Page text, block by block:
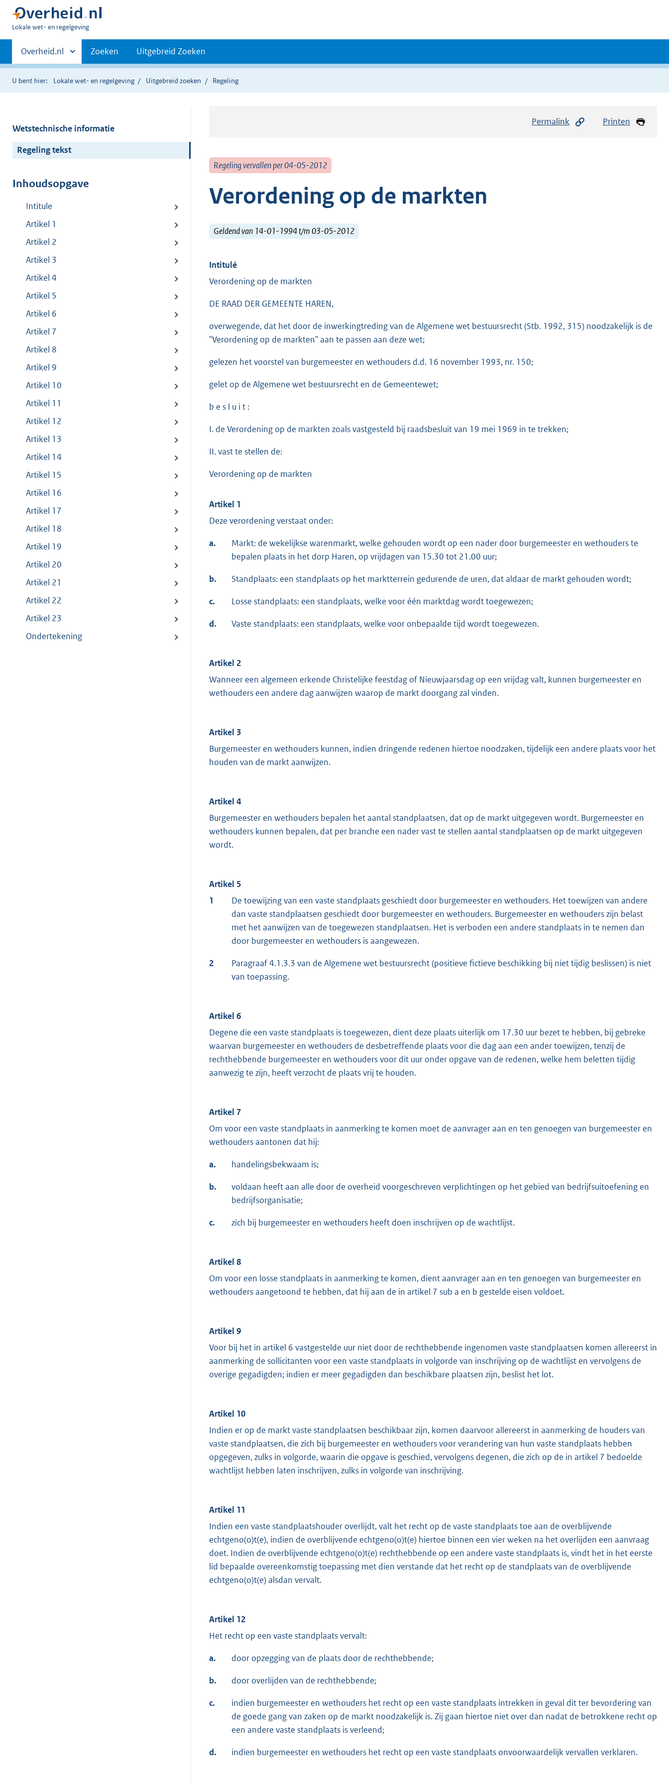
U
hier:
Lokale wet- en regelgeving
Primaire
navigatie
Andere
sites
binnen
Overheid.nl Zoeken Uitgebreid Zoeken
U bent hier: Lokale wet- en regelgeving Uitgebreid zoeken Regeling
Wetstechnische informatie
Regeling tekst
Inhoudsopgave
Intitule
Artikel 1
Artikel 2
Artikel 3
Artikel 4
Artikel 5
Artikel 6
Artikel 7
Artikel 8
Artikel 9
Artikel 10
Artikel 11
Artikel 12
Artikel 13
Artikel 14
Artikel 15
Artikel 16
Artikel 17
Artikel 18
Artikel 19
Artikel 20
Artikel 21
Artikel 22
Artikel 23
Ondertekening
Permalink Printen
Regeling vervallen per 04-05-2012
Verordening op de markten
Geldend van 14-01-1994 t/m 03-05-2012
Intitulé
Verordening op de markten
DE RAAD DER GEMEENTE HAREN,
overwegende, dat het door de inwerkingtreding van de Algemene wet bestuursrecht (Stb. 1992, 315) noodzakelijk is de
"Verordening op de markten" aan te passen aan deze wet;
gelezen het voorstel van burgemeester en wethouders d.d. 16 november 1993, nr. 150;
gelet op de Algemene wet bestuursrecht en de Gemeentewet;
b e s l u i t :
I. de Verordening op de markten zoals vastgesteld bij raadsbesluit van 19 mei 1969 in te trekken;
II. vast te stellen de:
Verordening op de markten
Artikel 1
Deze verordening verstaat onder:
a.
Markt: de wekelijkse warenmarkt, welke gehouden wordt op een nader door burgemeester en wethouders te
bepalen plaats in het dorp Haren, op vrijdagen van 15.30 tot 21.00 uur;
b. Standplaats: een standplaats op het marktterrein gedurende de uren, dat aldaar de markt gehouden wordt;
c. Losse standplaats: een standplaats, welke voor één marktdag wordt toegewezen;
d. Vaste standplaats: een standplaats, welke voor onbepaalde tijd wordt toegewezen.
Artikel 2
Wanneer een algemeen erkende Christelijke feestdag of Nieuwjaarsdag op een vrijdag valt, kunnen burgemeester en
wethouders een andere dag aanwijzen waarop de markt doorgang zal vinden.
Artikel 3
Burgemeester en wethouders kunnen, indien dringende redenen hiertoe noodzaken, tijdelijk een andere plaats voor het
houden van de markt aanwijzen.
Artikel 4
Burgemeester en wethouders bepalen het aantal standplaatsen, dat op de markt uitgegeven wordt. Burgemeester en
wethouders kunnen bepalen, dat per branche een nader vast te stellen aantal standplaatsen op de markt uitgegeven
wordt.
Artikel 5
1
De toewijzing van een vaste standplaats geschiedt door burgemeester en wethouders. Het toewijzen van andere
dan vaste standplaatsen geschiedt door burgemeester en wethouders. Burgemeester en wethouders zijn belast
met het aanwijzen van de toegewezen standplaatsen. Het is verboden een andere standplaats in te nemen dan
door burgemeester en wethouders is aangewezen.
2
Paragraaf 4.1.3.3 van de Algemene wet bestuursrecht (positieve fictieve beschikking bij niet tijdig beslissen) is niet
van toepassing.
Artikel 6
Degene die een vaste standplaats is toegewezen, dient deze plaats uiterlijk om 17.30 uur bezet te hebben, bij gebreke
waarvan burgemeester en wethouders de desbetreffende plaats voor die dag aan een ander toewijzen, tenzij de
rechthebbende burgemeester en wethouders voor dit uur onder opgave van de redenen, welke hem beletten tijdig
aanwezig te zijn, heeft verzocht de plaats vrij te houden.
Artikel 7
Om voor een vaste standplaats in aanmerking te komen moet de aanvrager aan en ten genoegen van burgemeester en
wethouders aantonen dat hij:
a. handelingsbekwaam is;
b.
voldaan heeft aan alle door de overheid voorgeschreven verplichtingen op het gebied van bedrijfsuitoefening en
bedrijfsorganisatie;
c. zich bij burgemeester en wethouders heeft doen inschrijven op de wachtlijst.
Artikel 8
Om voor een losse standplaats in aanmerking te komen, dient aanvrager aan en ten genoegen van burgemeester en
wethouders aangetoond te hebben, dat hij aan de in artikel 7 sub a en b gestelde eisen voldoet.
Artikel 9
Voor bij het in artikel 6 vastgestelde uur niet door de rechthebbende ingenomen vaste standplaatsen komen allereerst in
aanmerking de sollicitanten voor een vaste standplaats in volgorde van inschrijving op de wachtlijst en vervolgens de
overige gegadigden; indien er meer gegadigden dan beschikbare plaatsen zijn, beslist het lot.
Artikel 10
Indien er op de markt vaste standplaatsen beschikbaar zijn, komen daarvoor allereerst in aanmerking de houders van
vaste standplaatsen, die zich bij burgemeester en wethouders voor verandering van hun vaste standplaats hebben
opgegeven, zulks in volgorde, waarin die opgave is geschied, vervolgens degenen, die zich op de in artikel 7 bedoelde
wachtlijst hebben laten inschrijven, zulks in volgorde van inschrijving.
Artikel 11
Indien een vaste standplaatshouder overlijdt, valt het recht op de vaste standplaats toe aan de overblijvende
echtgeno(o)t(e), indien de overblijvende echtgeno(o)t(e) hiertoe binnen een vier weken na het overlijden een aanvraag
doet. Indien de overblijvende echtgeno(o)t(e) rechthebbende op een andere vaste standplaats is, vindt het in het eerste
lid bepaalde overeenkomstig toepassing met dien verstande dat het recht op de standplaats van de overblijvende
echtgeno(o)t(e) alsdan vervalt.
Artikel 12
Het recht op een vaste standplaats vervalt:
a. door opzegging van de plaats door de rechthebbende;
b. door overlijden van de rechthebbende;
c.
indien burgemeester en wethouders het recht op een vaste standplaats intrekken in geval dit ter bevordering van
de goede gang van zaken op de markt noodzakelijk is. Zij gaan hiertoe niet over dan nadat de betrokkene recht op
een andere vaste standplaats is verleend;
d. indien burgemeester en wethouders het recht op een vaste standplaats onvoorwaardelijk vervallen verklaren.